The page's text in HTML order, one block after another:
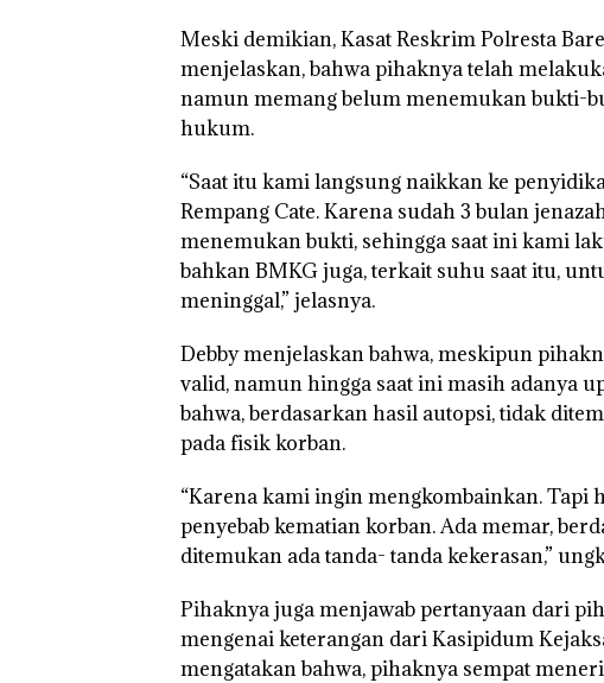
Meski demikian, Kasat Reskrim Polresta
menjelaskan, bahwa pihaknya telah
namun memang belum menemukan bukti-
hukum.
“Saat itu kami langsung naikkan ke
Rempang Cate. Karena sudah 3 bulan
menemukan bukti, sehingga saat ini kami
bahkan BMKG juga, terkait suhu saat itu,
meninggal,” jelasnya.
Debby menjelaskan bahwa, meskipun
valid, namun hingga saat ini masih adanya
bahwa, berdasarkan hasil autopsi, tidak
pada fisik korban.
“Karena kami ingin mengkombainkan. Tapi
penyebab kematian korban. Ada memar,
ditemukan ada tanda- tanda kekerasan,”
Pihaknya juga menjawab pertanyaan dari
mengenai keterangan dari Kasipidum
mengatakan bahwa, pihaknya sempat